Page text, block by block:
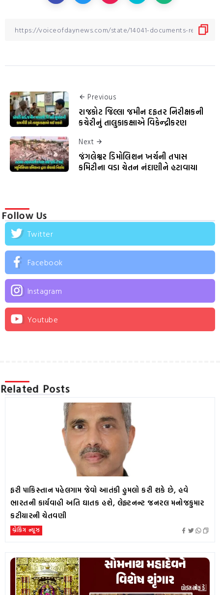
Previous
રાજકોટ જિલ્લા જમીન દફતર નિરીક્ષકની
કચેરીનું તાલુકાકક્ષાએ વિકેન્દ્રીકરણ
Next
જંગલેશ્વર ડિમોલિશન ખર્ચની તપાસ
કમિટીના વડા ચેતન નંદાણીને હટાવાયા
Follow Us
Twitter
Facebook
Instagram
Youtube
Related Posts
ફરી પાકિસ્તાન પહેલગામ જેવો આતંકી હુમલો કરી શકે છે, હવે
ભારતની કાર્યવાહી અતિ ઘાતક હશે, લેફ્ટનન્ટ જનરલ મનોજકુમાર
કટીયારની ચેતવણી
બ્રેકિંગ ન્યૂઝ